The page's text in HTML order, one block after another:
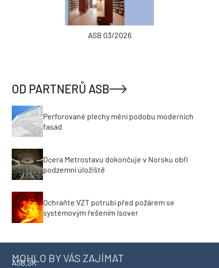
ASB 03/2026
OD PARTNERŮ ASB
Perforované plechy mění podobu moderních
fasád
Dcera Metrostavu dokončuje v Norsku obří
podzemní úložiště
Ochraňte VZT potrubí před požárem se
systémovým řešením Isover
MOHLO BY VÁS ZAJÍMAT
ASB.SK